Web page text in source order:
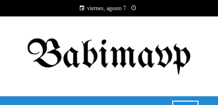
viernes, agosto 7